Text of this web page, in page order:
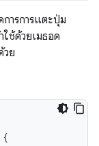
ารการแตะปุ่ม
ใช้ด้วยเมธอด
วย
{